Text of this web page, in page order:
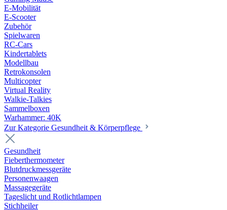
E-Mobilität
E-Scooter
Zubehör
Spielwaren
RC-Cars
Kindertablets
Modellbau
Retrokonsolen
Multicopter
Virtual Reality
Walkie-Talkies
Sammelboxen
Warhammer: 40K
Zur Kategorie Gesundheit & Körperpflege
Gesundheit
Fieberthermometer
Blutdruckmessgeräte
Personenwaagen
Massagegeräte
Tageslicht und Rotlichtlampen
Stichheiler